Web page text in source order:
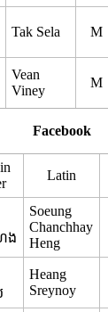
Tak Sela M
Vean
Viney
M
Facebook
Latin
ង
Soeung
Chanchhay
Heng
Heang
Sreynoy